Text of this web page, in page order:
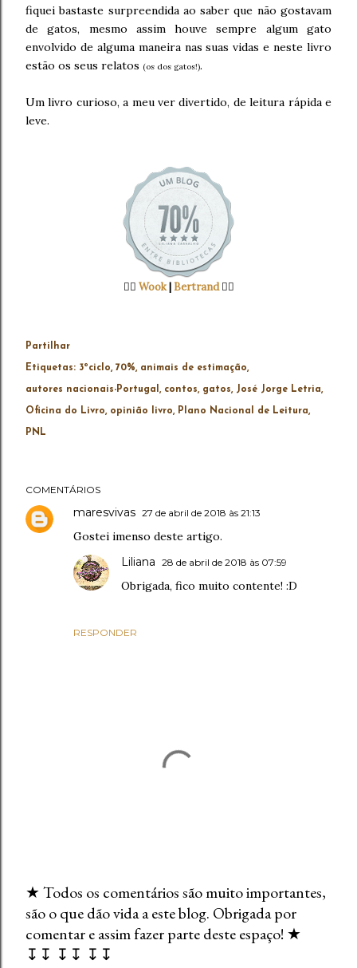
fiquei bastaste surpreendida ao saber que não gostavam
de gatos, mesmo assim houve sempre algum gato
envolvido de alguma maneira nas suas vidas e neste livro
estão os seus relatos (os dos gatos!).
Um livro curioso, a meu ver divertido, de leitura rápida e
leve.
👉🏻 Wook|Bertrand👈🏻
Partilhar
Etiquetas: 3ºciclo 70% animais de estimação
autores nacionais-Portugal contos gatos José Jorge Letria
Oficina do Livro opinião livro Plano Nacional de Leitura
PNL
COMENTÁRIOS
maresvivas 27 de abril de 2018 às 21:13
Gostei imenso deste artigo.
RESPONDER
Liliana 28 de abril de 2018 às 07:59
Obrigada, fico muito contente! :D
E
n
v
★ Todos os comentários são muito importantes,
são o que dão vida a este blog. Obrigada por
comentar e assim fazer parte deste espaço! ★
↧↧ ↧↧ ↧↧